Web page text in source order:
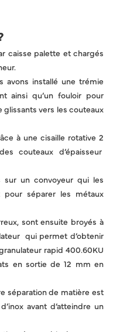
caisse palette et chargés
installé une trémie
ainsi qu’un fouloir pour
vers les couteaux
à une cisaille rotative 2
couteaux d’épaisseur
sur un convoyeur qui les
séparer les métaux
sont ensuite broyés à
qui permet d’obtenir
rapid 400.60KU
en sortie de 12 mm en
séparation de matière est
avant d’atteindre un